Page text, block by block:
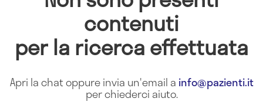
contenuti
per la ricerca effettuata
Apri la chat oppure invia un'email a info@pazienti.it
per chiederci aiuto.